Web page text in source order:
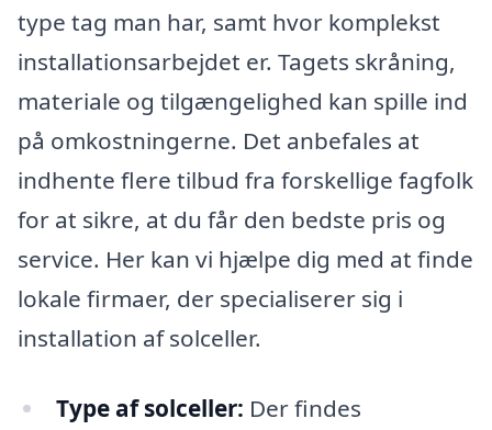
type tag man har, samt hvor komplekst
installationsarbejdet er. Tagets skråning,
materiale og tilgængelighed kan spille ind
på omkostningerne. Det anbefales at
indhente flere tilbud fra forskellige fagfolk
for at sikre, at du får den bedste pris og
service. Her kan vi hjælpe dig med at finde
lokale firmaer, der specialiserer sig i
installation af solceller.
Type af solceller: Der findes